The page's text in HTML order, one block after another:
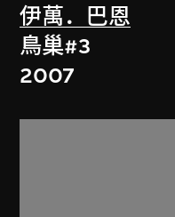
伊萬．巴恩
鳥巢#3
2007